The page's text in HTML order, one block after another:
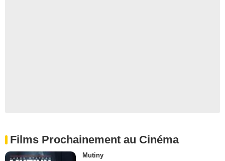
Films Prochainement au Cinéma
Mutiny